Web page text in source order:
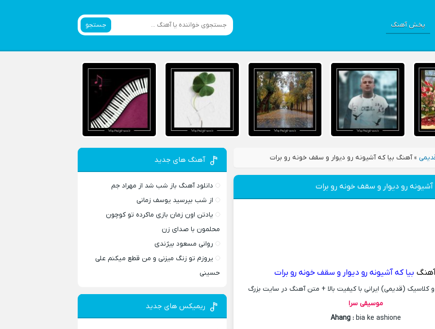
پخش آهنگ جستجو
»آهنگ بيا که آشيونه رو ديوار و سقف خونه رو برات
رو ديوار و سقف خونه رو برات
آهنگ بيا که آشيونه رو ديوار و سقف خونه رو برات
(قدیمی) ایرانی با کیفیت بالا + متن آهنگ در سایت بزرگ
موسیقی سرا
Ahang : bia ke ashione
آهنگ های جدید
دانلود آهنگ باز شب شد از مهراد جم
از شب بپرسید یوسف زمانی
یادتن اون زمان بازی ماکرده تو کوچون
محلمون با صدای زن
روانی مسعود بیژندی
یروزم تو زنگ میزنی و من قطع میکنم علی
حسینی
ریمیکس های جدید